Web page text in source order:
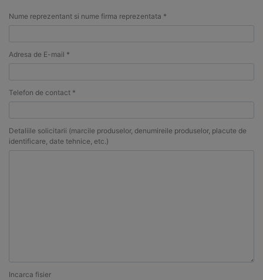
Nume reprezentant si nume firma reprezentata *
Adresa de E-mail *
Telefon de contact *
Detaliile solicitarii (marcile produselor, denumireile produselor, placute de
identificare, date tehnice, etc.)
Incarca fisier